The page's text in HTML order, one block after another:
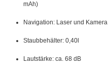
mAh)
Navigation: Laser und Kamera
Staub­behälter: 0,40l
Lautstärke: ca. 68 dB